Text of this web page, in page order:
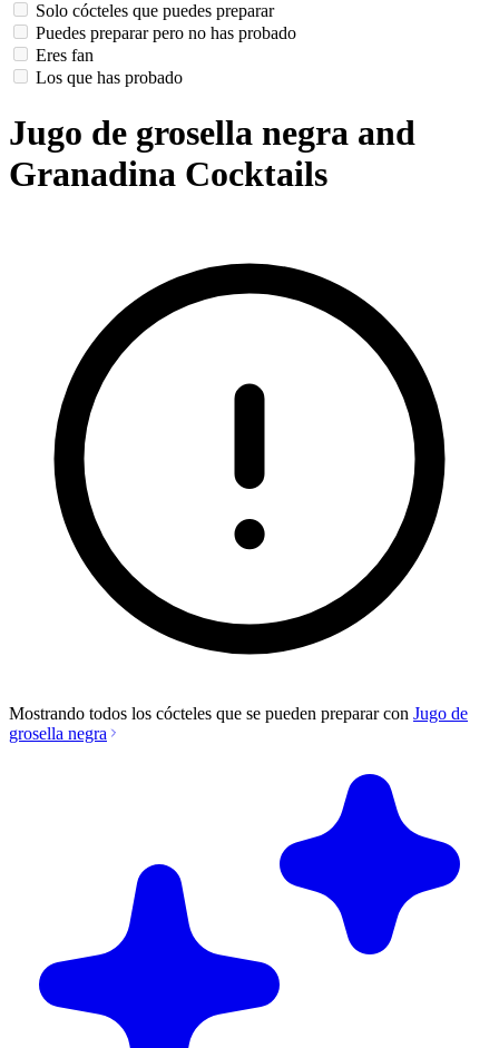
Solo cócteles que puedes preparar
Puedes preparar pero no has probado
Eres fan
Los que has probado
Jugo de grosella negra and
Granadina Cocktails
Mostrando todos los cócteles que se pueden preparar con Jugo de
grosella negra